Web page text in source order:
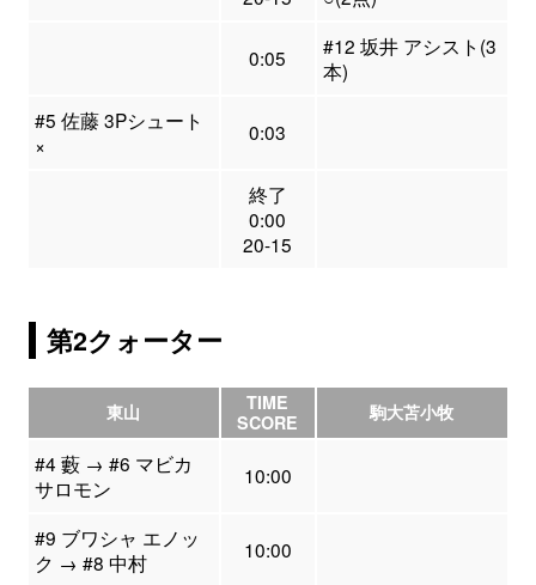
0:05
#12 坂井 アシスト(3
本)
#5 佐藤 3Pシュート
×
0:03
終了
0:00
20-15
第2クォーター
東山
TIME
SCORE
駒大苫小牧
#4 藪 → #6 マビカ
サロモン
10:00
#9 ブワシャ エノッ
ク → #8 中村
10:00